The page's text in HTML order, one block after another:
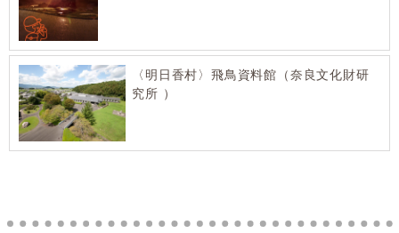
〈明日香村〉飛鳥資料館（奈良文化財研
究所 ）